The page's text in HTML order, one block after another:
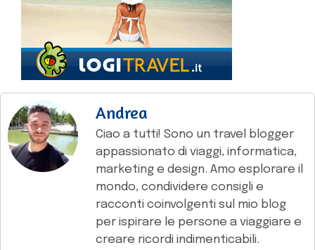
Andrea
Ciao a tutti! Sono un travel blogger
appassionato di viaggi, informatica,
marketing e design. Amo esplorare il
mondo, condividere consigli e
racconti coinvolgenti sul mio blog
per ispirare le persone a viaggiare e
creare ricordi indimenticabili.